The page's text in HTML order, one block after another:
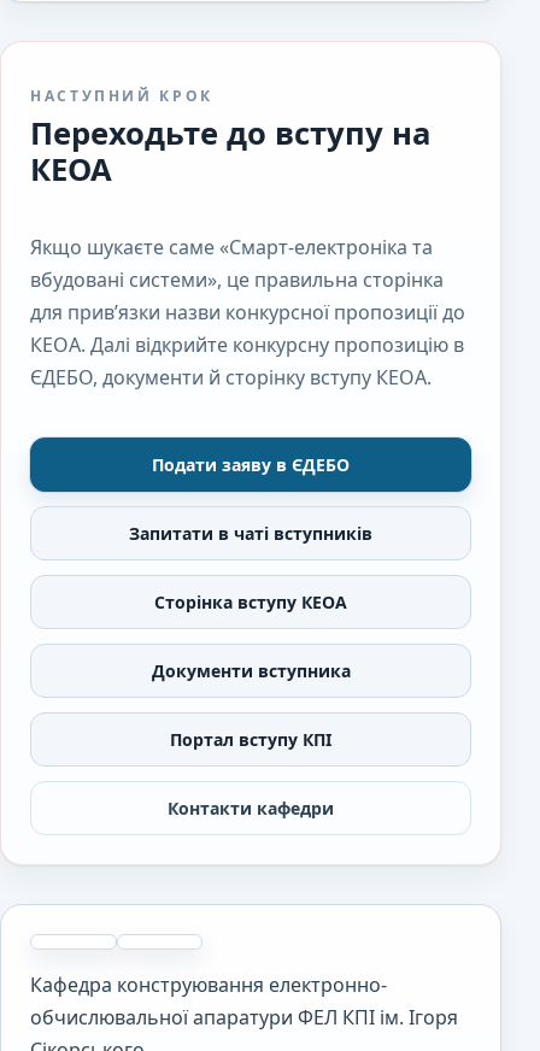
НАСТУПНИЙ КРОК
Переходьте до вступу на
КЕОА
Якщо шукаєте саме «Смарт-електроніка та
вбудовані системи», це правильна сторінка
для прив’язки назви конкурсної пропозиції до
КЕОА. Далі відкрийте конкурсну пропозицію в
ЄДЕБО, документи й сторінку вступу КЕОА.
Подати заяву в ЄДЕБО
Запитати в чаті вступників
Сторінка вступу КЕОА
Документи вступника
Портал вступу КПІ
Контакти кафедри
Кафедра конструювання електронно-
обчислювальної апаратури ФЕЛ КПІ ім. Ігоря